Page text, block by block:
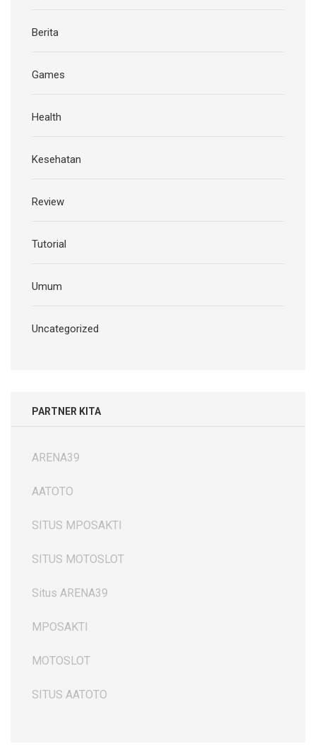
Berita
Games
Health
Kesehatan
Review
Tutorial
Umum
Uncategorized
PARTNER KITA
ARENA39
AATOTO
SITUS MPOSAKTI
SITUS MOTOSLOT
Situs ARENA39
MPOSAKTI
MOTOSLOT
SITUS AATOTO